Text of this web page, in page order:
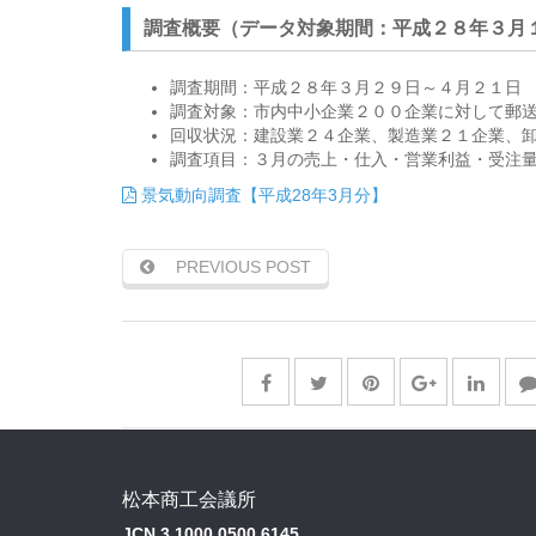
調査概要（データ対象期間：平成２８年３月
調査期間：平成２８年３月２９日～４月２１日
調査対象：市内中小企業２００企業に対して郵
回収状況：建設業２４企業、製造業２１企業、
調査項目：３月の売上・仕入・営業利益・受注
景気動向調査【平成28年3月分】
PREVIOUS POST
松本商工会議所